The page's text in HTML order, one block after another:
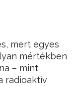
mert egyes
mértékben
– mint
radioaktív